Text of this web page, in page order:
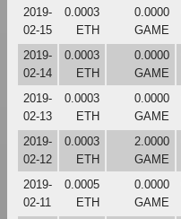
2019-
02-15
0.0003
ETH
0.0000
GAME
2019-
02-14
0.0003
ETH
0.0000
GAME
2019-
02-13
0.0003
ETH
0.0000
GAME
2019-
02-12
0.0003
ETH
2.0000
GAME
2019-
02-11
0.0005
ETH
0.0000
GAME